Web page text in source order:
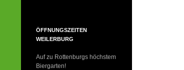
ÖFFNUNGSZEITEN
WEILERBURG
Auf zu Rottenburgs höchstem
Biergarten!